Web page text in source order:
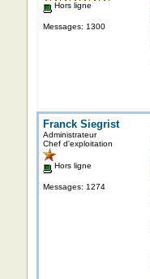
Hors ligne
Messages: 1300
Franck Siegrist
Administrateur
Chef d'exploitation
Hors ligne
Messages: 1274